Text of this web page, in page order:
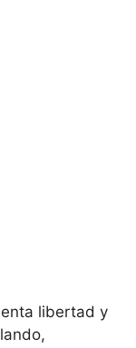
libertad y